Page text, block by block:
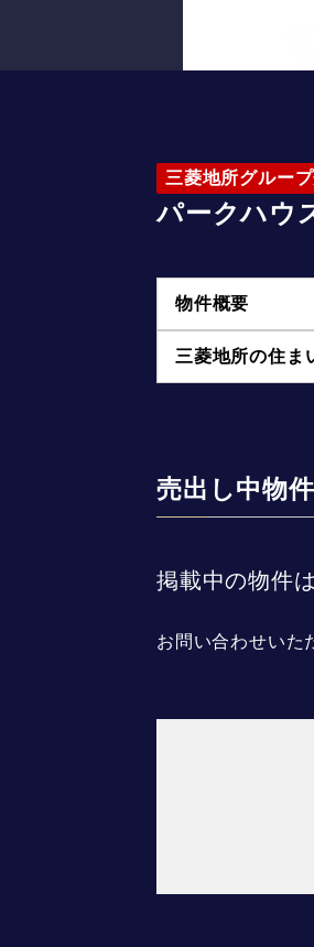
三菱地所グルー
パークハウ
物件概要
三菱地所の住ま
売出し中物
掲載中の物件
お問い合わせいた